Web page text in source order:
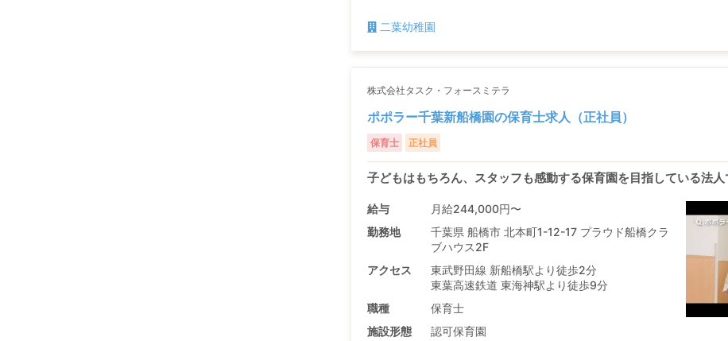
二葉幼稚園
株式会社タスク・フォースミテラ
ポポラー千葉新船橋園の保育士求人（正社員）
保育士 正社員
子どもはもちろん、スタッフも感動する保育園を目指している法人
給与
月給244,000円〜
勤務地
千葉県 船橋市 北本町1-12-17 プラウド船橋クラ
ブハウス2F
アクセス
東武野田線 新船橋駅より徒歩2分
東葉高速鉄道 東海神駅より徒歩9分
職種
保育士
施設形態
認可保育園